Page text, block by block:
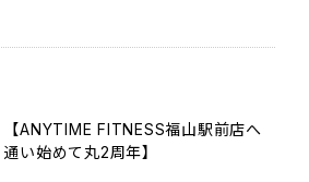
【ANYTIME FITNESS福山駅前店へ
通い始めて丸2周年】